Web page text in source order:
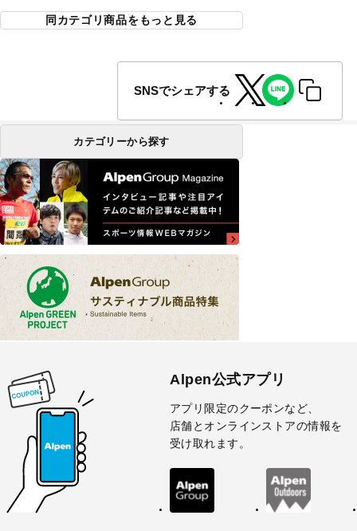
同カテゴリ商品をもっと見る
SNSでシェアする
カテゴリーから探す
Alpen公式アプリ
アプリ限定のクーポンなど、
店舗とオンラインストアの情報を
受け取れます。